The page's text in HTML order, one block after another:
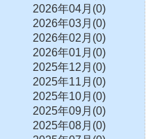
2026年04月(0)
2026年03月(0)
2026年02月(0)
2026年01月(0)
2025年12月(0)
2025年11月(0)
2025年10月(0)
2025年09月(0)
2025年08月(0)